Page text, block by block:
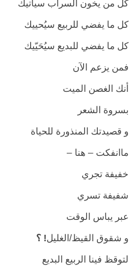
كل من يخون السراب سيأتيك
كل ما يفضي للربيع سيُحييك
كل ما يفضي للبديع سيُحَيّيك
فمن يزعم الآن
أنك الغصن الميت
بسروة الشعر
و قصيدتك المنذورة للحياة
ماانفكت – هنا –
خفيفة تجري
شفيفة تسري
عبر يباس الوقت
و شقوق القيظ/الغليل! ؟
لتوقظ فينا الربيع البديع